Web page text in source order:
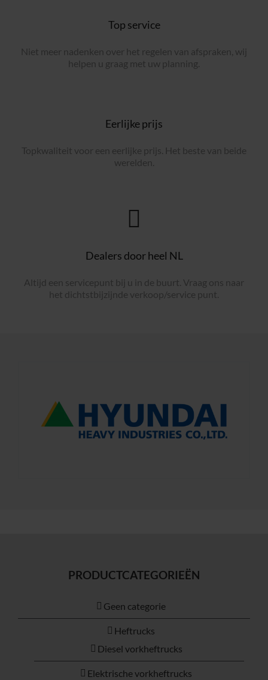
Top service
Niet meer nadenken over het regelen van afspraken, wij
helpen u graag met uw planning.
Eerlijke prijs
Topkwaliteit voor een eerlijke prijs. Het beste van beide
werelden.
Dealers door heel NL
Altijd een servicepunt bij u in de buurt. Vraag ons naar
het dichtstbijzijnde verkoop/service punt.
PRODUCTCATEGORIEËN
Geen categorie
Heftrucks
Diesel vorkheftrucks
Elektrische vorkheftrucks